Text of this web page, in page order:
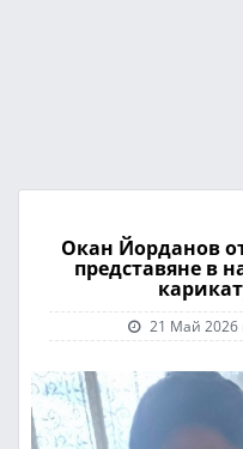
Окан Йорданов
представяне в
21 Май 2026